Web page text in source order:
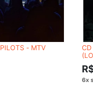
- MTV